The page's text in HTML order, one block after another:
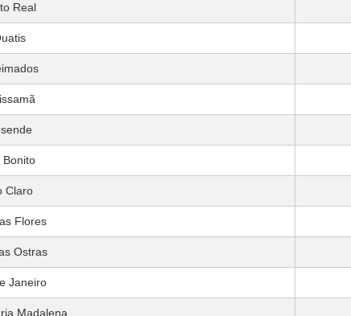
Real
Bonito
Claro
Flores
Ostras
Janeiro
Madalena